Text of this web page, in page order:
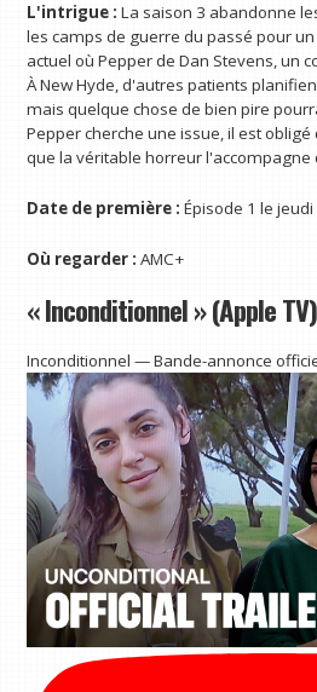
L'intrigue : La saison 3 abandonne
les camps de guerre du passé pour
actuel où Pepper de Dan Stevens, un
À New Hyde, d'autres patients
mais quelque chose de bien pire
Pepper cherche une issue, il est
que la véritable horreur l'accompagne
Date de première : Épisode 1 le
Où regarder :AMC+
« Inconditionnel » (Apple TV)
Inconditionnel — Bande-annonce